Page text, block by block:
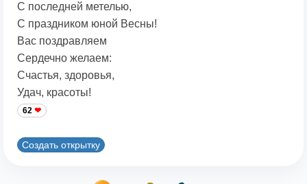
С последней метелью,
С праздником юной Весны!
Вас поздравляем
Сердечно желаем:
Счастья, здоровья,
Удач, красоты!
62
Создать открытку